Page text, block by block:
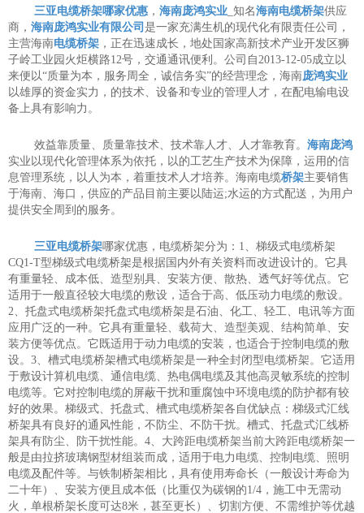
三亚电缆桥架哪家优惠 ， 海南庞鸿实业 _知名海南电缆桥架供应
商， 海南庞鸿实业有限公司 是一家充满生机的现代化有限责任公司，
主营海南电缆桥架 ，正在迅速成长，地处国家高新技术产业开发区狮
子岭工业园火炬横路12号，交通通讯便利。公司自2013-12-05成立以
来便以“质量为本，服务周全，诚信务实”的经营理念，海南庞鸿实业
以雄厚的资金实力，的技术、设备和专业的管理人才，在配电输电设
备上具有影响力。
效益靠质量、质量靠技术、技术靠人才、人才靠教育。 海南庞鸿
实业以现代化管理体系为依托，以的工艺生产技术为保障，运用的信
息管理系统，以人为本，着重技术人才培养。海南电缆桥架主要销售
于海南、海口，供应的产品目前主要以陆运;水运的方式配送，为用户
提供安全周到的服务。
三亚电缆桥架哪家优惠，电缆桥架分为：1、梯级式电缆桥架
CQ1-T型梯级式电缆桥架是根据国内外有关资料而改进设计的。它具
有重量轻、成本低、造型别具、安装方便、散热、透气好等优点。它
适用于一般直径较大电缆的敷设，适合于高、低压动力电缆的敷设。
2、托盘式电缆桥架托盘式电缆桥架是石油、化工、轻工、电讯等方面
应用 广泛的一种。它具有重量轻、载荷大、造型美观、结构简单、安
装方便等优点。它既适用于动力电缆的安装，也适合于控制电缆的敷
设。3、槽式电缆桥架槽式电缆桥架是一种全封闭型电缆桥架。它适用
于敷设计算机电缆、通信电缆、热电偶电缆及其他高灵敏系统的控制
电缆等。它对控制电缆的屏蔽干扰和重腐蚀中环境电缆的防护都有较
好的效果。梯级式、托盘式、槽式电缆桥架各自优缺点：梯级式汇线
桥架具有良好的通风性能，不防尘、不防干扰。槽式、托盘式汇线桥
架具有防尘、防干扰性能。4、大跨距电缆桥架当前大跨距电缆桥架一
般是由拉挤玻璃钢型材组装而成，适用于电力电缆、控制电缆、照明
电缆及配件等。与铁制桥架相比，具有使用寿命长（一般设计寿命为
二十年）、安装方便且成本低（比重仅为碳钢的1/4，施工中无需动
火，单根桥架长度可达8米，甚至更长）、切割方便、不需维护等优越